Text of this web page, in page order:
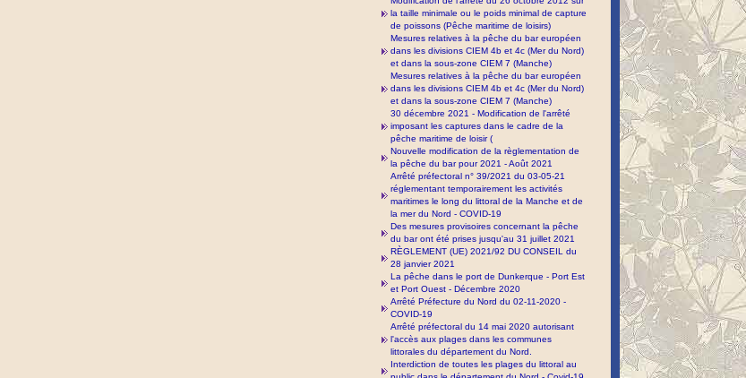
la taille minimale ou le poids minimal de capture
de poissons (Pêche maritime de loisirs)
Mesures relatives à la pêche du bar européen
dans les divisions CIEM 4b et 4c (Mer du Nord)
et dans la sous-zone CIEM 7 (Manche)
Mesures relatives à la pêche du bar européen
dans les divisions CIEM 4b et 4c (Mer du Nord)
et dans la sous-zone CIEM 7 (Manche)
30 décembre 2021 - Modification de l'arrêté
imposant les captures dans le cadre de la
pêche maritime de loisir (
Nouvelle modification de la règlementation de
la pêche du bar pour 2021 - Août 2021
Arrêté préfectoral n° 39/2021 du 03-05-21
réglementant temporairement les activités
maritimes le long du littoral de la Manche et de
la mer du Nord - COVID-19
Des mesures provisoires concernant la pêche
du bar ont été prises jusqu'au 31 juillet 2021
RÈGLEMENT (UE) 2021/92 DU CONSEIL du
28 janvier 2021
La pêche dans le port de Dunkerque - Port Est
et Port Ouest - Décembre 2020
Arrêté Préfecture du Nord du 02-11-2020 -
COVID-19
Arrêté préfectoral du 14 mai 2020 autorisant
l'accès aux plages dans les communes
littorales du département du Nord.
Interdiction de toutes les plages du littoral au